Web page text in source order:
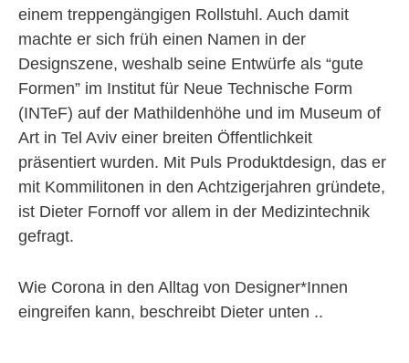
einem treppengängigen Rollstuhl. Auch damit
machte er sich früh einen Namen in der
Designszene, weshalb seine Entwürfe als “gute
Formen” im Institut für Neue Technische Form
(INTeF) auf der Mathildenhöhe und im Museum of
Art in Tel Aviv einer breiten Öffentlichkeit
präsentiert wurden. Mit Puls Produktdesign, das er
mit Kommilitonen in den Achtzigerjahren gründete,
ist Dieter Fornoff vor allem in der Medizintechnik
gefragt.
Wie Corona in den Alltag von Designer*Innen
eingreifen kann, beschreibt Dieter unten ..